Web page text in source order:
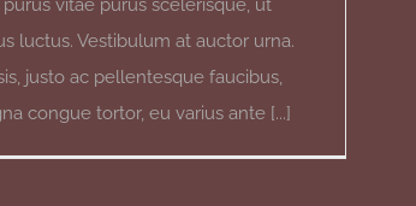
vitae purus scelerisque, ut
luctus. Vestibulum at auctor urna.
justo ac pellentesque faucibus,
congue tortor, eu varius ante [...]